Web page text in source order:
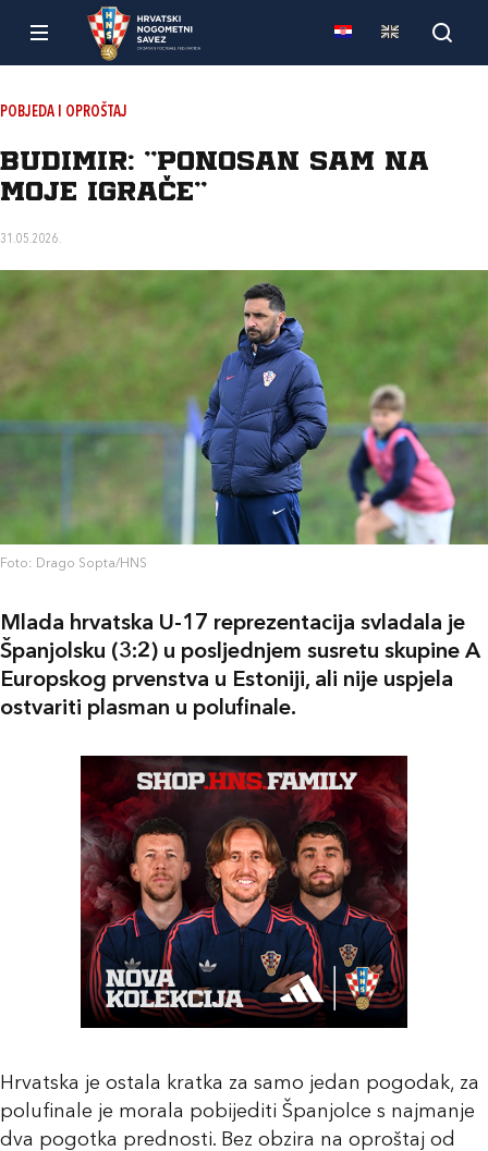
POBJEDA I OPROŠTAJ
Budimir: “Ponosan sam na
moje igrače”
31.05.2026.
Foto: Drago Sopta/HNS
Mlada hrvatska U-17 reprezentacija svladala je
Španjolsku (3:2) u posljednjem susretu skupine A
Europskog prvenstva u Estoniji, ali nije uspjela
ostvariti plasman u polufinale.
Hrvatska je ostala kratka za samo jedan pogodak, za
polufinale je morala pobijediti Španjolce s najmanje
dva pogotka prednosti. Bez obzira na oproštaj od